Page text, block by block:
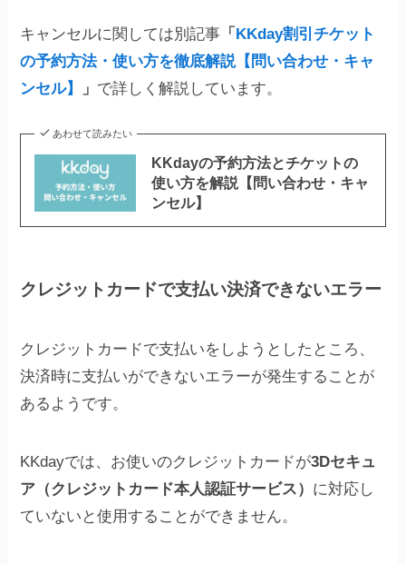
キャンセルに関しては別記事 「 KKday割引チケット
の予約方法・使い方を徹底解説【問い合わせ・キャ
ンセル】
」 で詳しく解説しています。
あわせて読みたい
KKdayの予約方法とチケットの
使い方を解説【問い合わせ・キャ
ンセル】
クレジットカードで支払い決済できないエラー
クレジットカードで支払いをしようとしたところ、
決済時に支払いができないエラーが発生することが
あるようです。
KKdayでは、お使いのクレジットカードが3Dセキュ
ア（クレジットカード本人認証サービス） に対応し
ていないと使用することができません。